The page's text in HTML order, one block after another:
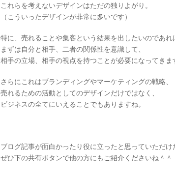
これらを考えないデザインはただの独りよがり。
（こういったデザインが非常に多いです）
特に、売れることや集客という結果を出したいのであれ
まずは自分と相手、二者の関係性を意識して、
相手の立場、相手の視点を持つことが必要になってきま
さらにこれはブランディングやマーケティングの戦略、
売れるための活動としてのデザインだけではなく、
ビジネスの全てにいえることでもありますね。
ブログ記事が面白かったり役に立ったと思っていただけ
ぜひ下の共有ボタンで他の方にもご紹介くださいね＾＾